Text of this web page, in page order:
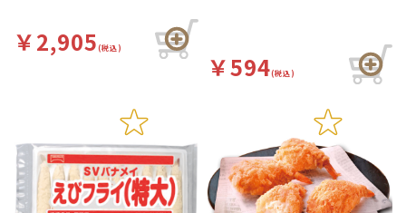
￥2,905(税込)
￥594(税込)